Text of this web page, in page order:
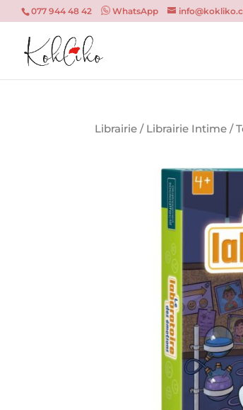
077 944 48 42 WhatsApp
Librairie / Librairie Intime /